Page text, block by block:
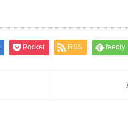
Pocket RSS feedly